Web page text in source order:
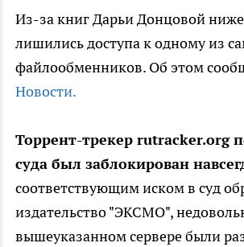
Из-за книг Дарьи Донцовой
лишились доступа к одному из
файлообменников. Об этом
Новости.
Торрент-трекер rutracker.org
суда был заблокирован
соответствующим иском в суд
издательство "ЭКСМО",
вышеуказанном сервере были